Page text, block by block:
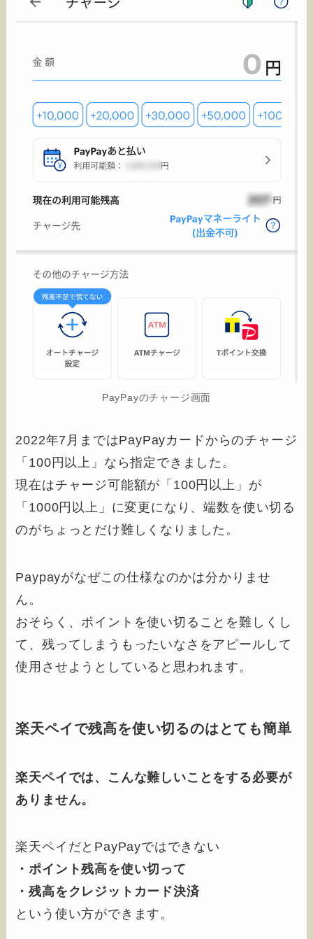
PayPayのチャージ画面
2022年7月まではPayPayカードからのチャージ
「100円以上」なら指定できました。
現在はチャージ可能額が「100円以上」が
「1000円以上」に変更になり、端数を使い切る
のがちょっとだけ難しくなりました。
Paypayがなぜこの仕様なのかは分かりませ
ん。
おそらく、ポイントを使い切ることを難しくし
て、残ってしまうもったいなさをアピールして
使用させようとしていると思われます。
楽天ペイで残高を使い切るのはとても簡単
楽天ペイでは、こんな難しいことをする必要が
ありません。
楽天ペイだとPayPayではできない
・ポイント残高を使い切って
・残高をクレジットカード決済
という使い方ができます。